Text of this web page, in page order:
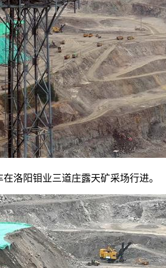
洛阳钼业三道庄露天矿采场行进。